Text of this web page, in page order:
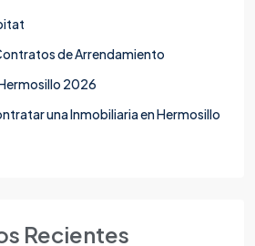
de Arrendamiento
2026
una Inmobiliaria en Hermosillo
Recientes